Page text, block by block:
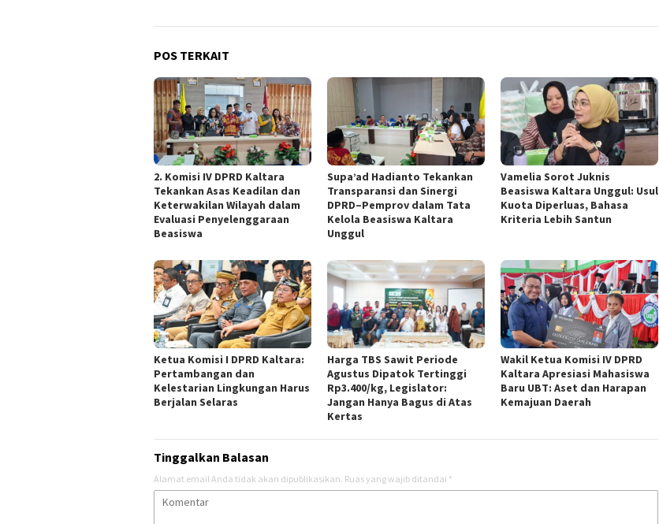
POS TERKAIT
2. Komisi IV DPRD Kaltara
Tekankan Asas Keadilan dan
Keterwakilan Wilayah dalam
Evaluasi Penyelenggaraan
Beasiswa
Supa’ad Hadianto Tekankan
Transparansi dan Sinergi
DPRD–Pemprov dalam Tata
Kelola Beasiswa Kaltara
Unggul
Vamelia Sorot Juknis
Beasiswa Kaltara Unggul: Usul
Kuota Diperluas, Bahasa
Kriteria Lebih Santun
Ketua Komisi I DPRD Kaltara:
Pertambangan dan
Kelestarian Lingkungan Harus
Berjalan Selaras
Harga TBS Sawit Periode
Agustus Dipatok Tertinggi
Rp3.400/kg, Legislator:
Jangan Hanya Bagus di Atas
Kertas
Wakil Ketua Komisi IV DPRD
Kaltara Apresiasi Mahasiswa
Baru UBT: Aset dan Harapan
Kemajuan Daerah
Tinggalkan Balasan
Alamat email Anda tidak akan dipublikasikan. Ruas yang wajib ditandai *